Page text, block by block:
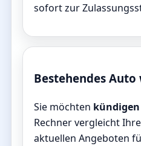
sofort zur
Bestehendes Auto
Sie möchten kündigen
Rechner vergleicht
aktuellen Angeboten